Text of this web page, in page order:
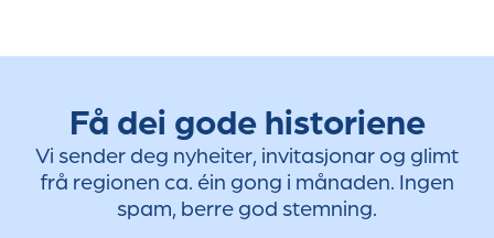
Få dei gode historiene
Vi sender deg nyheiter, invitasjonar og glimt
frå regionen ca. éin gong i månaden. Ingen
spam, berre god stemning.